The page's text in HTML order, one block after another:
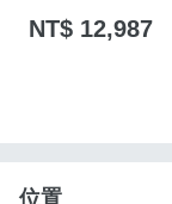
NT$ 12,987
位置